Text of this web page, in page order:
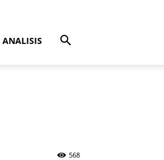
ANALISIS
568